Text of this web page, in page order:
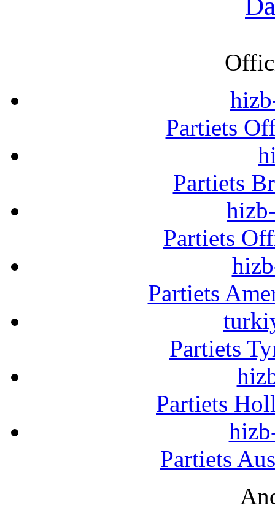
Partiets
Partiets
Partiets
Partiets
Partiets
Partiets
Partiets